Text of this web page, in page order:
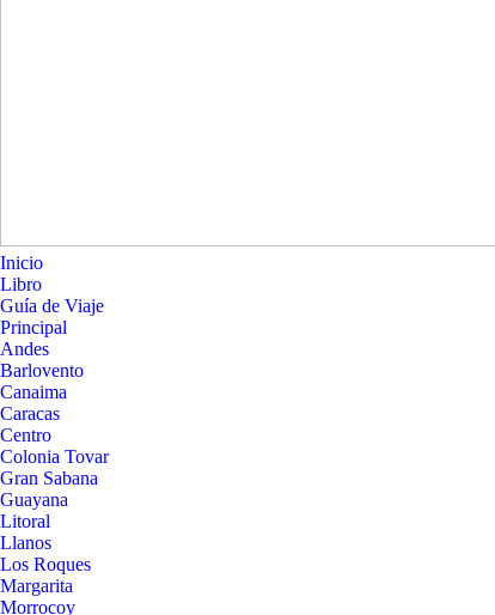
Inicio
Libro
Guía de Viaje
Principal
Andes
Barlovento
Canaima
Caracas
Centro
Colonia Tovar
Gran Sabana
Guayana
Litoral
Llanos
Los Roques
Margarita
Morrocoy